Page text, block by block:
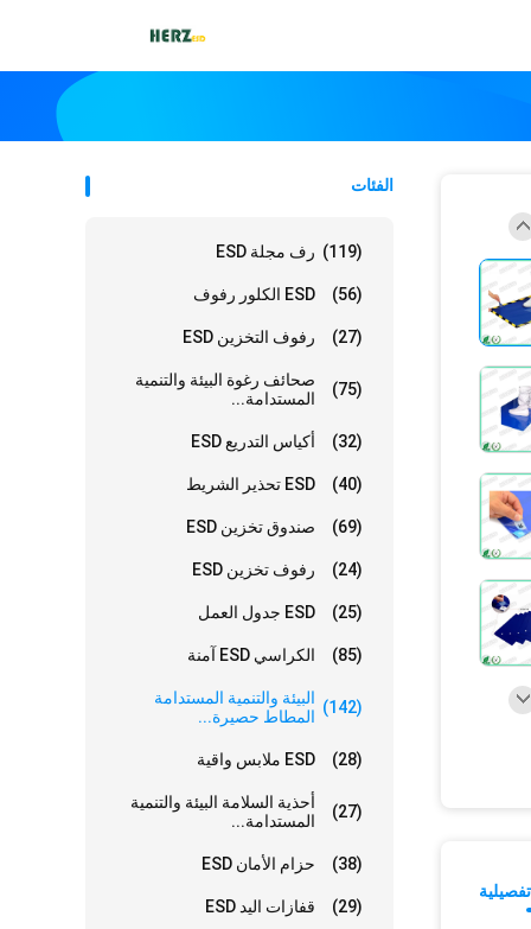
الفئات
رف مجلة ESD (119)
ESD الكلور رفوف (56)
رفوف التخزين ESD (27)
صحائف رغوة البيئة والتنمية
المستدامة...
(75)
أكياس التدريع ESD (32)
ESD تحذير الشريط (40)
صندوق تخزين ESD (69)
رفوف تخزين ESD (24)
ESD جدول العمل (25)
الكراسي ESD آمنة (85)
البيئة والتنمية المستدامة
المطاط حصيرة...
(142)
ESD ملابس واقية (28)
أحذية السلامة البيئة والتنمية
المستدامة...
(27)
حزام الأمان ESD (38)
قفازات اليد ESD (29)